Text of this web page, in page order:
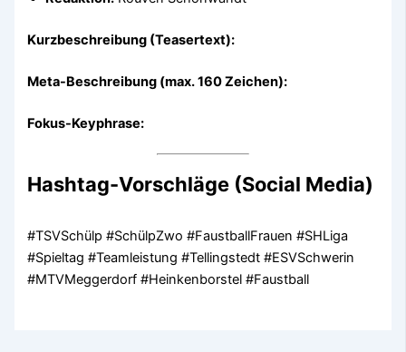
Kurzbeschreibung (Teasertext):
Meta-Beschreibung (max. 160 Zeichen):
Fokus-Keyphrase:
Hashtag-Vorschläge (Social Media)
#TSVSchülp #SchülpZwo #FaustballFrauen #SHLiga
#Spieltag #Teamleistung #Tellingstedt #ESVSchwerin
#MTVMeggerdorf #Heinkenborstel #Faustball